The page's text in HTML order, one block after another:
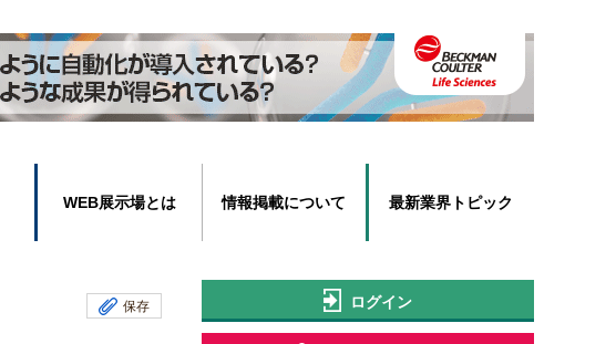
WEB展示場とは 情報掲載について 最新業界トピック
保存 ログイン